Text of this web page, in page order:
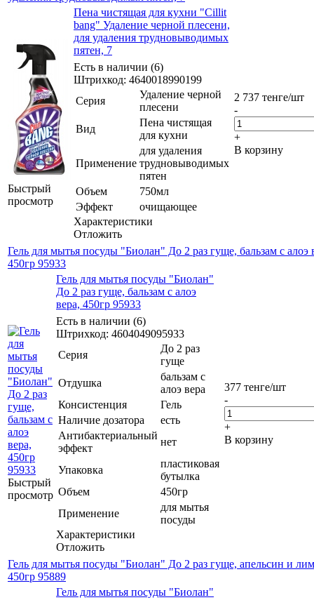
Быстрый
просмотр
Пена чистящая для кухни "Cillit
bang" Удаление черной плесени,
для удаления трудновыводимых
пятен, 7
Есть в наличии (6)
Штрихкод: 4640018990199
Серия
Удаление черной
плесени
Вид
Пена чистящая
для кухни
Применение
для удаления
трудновыводимых
пятен
Объем
750мл
Эффект
очищающее
Характеристики
Отложить
2 737 тенге/шт
-
+
В корзину
Гель для мытья посуды "Биолан" До 2 раз гуще, бальзам с алоэ
450гр 95933
Быстрый
просмотр
Гель для мытья посуды "Биолан"
До 2 раз гуще, бальзам с алоэ
вера, 450гр 95933
Есть в наличии (6)
Штрихкод: 4604049095933
Серия
До 2 раз
гуще
Отдушка
бальзам с
алоэ вера
Консистенция
Гель
Наличие дозатора
есть
Антибактериальный
эффект
нет
Упаковка
пластиковая
бутылка
Объем
450гр
Применение
для мытья
посуды
Характеристики
Отложить
377 тенге/шт
-
+
В корзину
Гель для мытья посуды "Биолан" До 2 раз гуще, апельсин и
450гр 95889
Гель для мытья посуды "Биолан"